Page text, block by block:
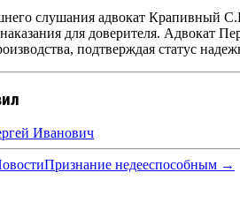
слушания адвокат Крапивный
для доверителя. Адвокат
подтверждая статус
Иванович
Признание недееспособным →